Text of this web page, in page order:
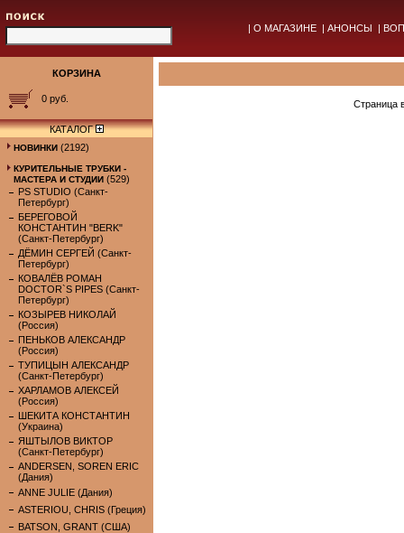
| О МАГАЗИНЕ | АНОНСЫ |
КОРЗИНА
0 руб.
КАТАЛОГ
НОВИНКИ (2192)
КУРИТЕЛЬНЫЕ ТРУБКИ -
МАСТЕРА И СТУДИИ (529)
PS STUDIO (Санкт-
Петербург)
БЕРЕГОВОЙ
КОНСТАНТИН "BERK"
(Санкт-Петербург)
ДЁМИН СЕРГЕЙ (Санкт-
Петербург)
КОВАЛЁВ РОМАН
DOCTOR`S PIPES (Санкт-
Петербург)
КОЗЫРЕВ НИКОЛАЙ
(Россия)
ПЕНЬКОВ АЛЕКСАНДР
(Россия)
ТУПИЦЫН АЛЕКСАНДР
(Санкт-Петербург)
ХАРЛАМОВ АЛЕКСЕЙ
(Россия)
ШЕКИТА КОНСТАНТИН
(Украина)
ЯШТЫЛОВ ВИКТОР
(Санкт-Петербург)
ANDERSEN, SOREN ERIC
(Дания)
ANNE JULIE (Дания)
ASTERIOU, CHRIS (Греция)
BATSON, GRANT (США)
Страница